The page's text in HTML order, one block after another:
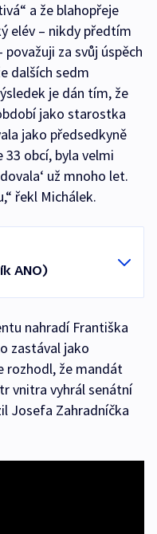
a že blahopřeje
elév – nikdy předtím
za svůj úspěch
dalších sedm
je dán tím, že
jako starostka
jako předsedkyně
obcí, byla velmi
už mnoho let.
řekl Michálek.
ANO)
nahradí Františka
zastával jako
rozhodl, že mandát
vnitra vyhrál senátní
Josefa Zahradníčka